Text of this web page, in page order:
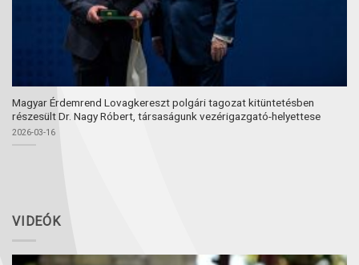
Magyar Érdemrend Lovagkereszt polgári tagozat kitüntetésben
részesült Dr. Nagy Róbert, társaságunk vezérigazgató-helyettese
2026-03-16
VIDEÓK